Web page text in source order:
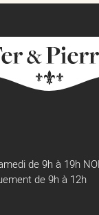
de 9h à 19h
de 9h à 12h